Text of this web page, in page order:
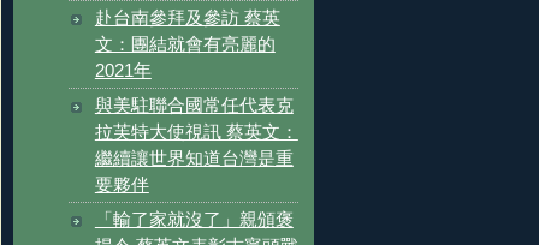
赴台南參拜及參訪 蔡英
文：團結就會有亮麗的
2021年
與美駐聯合國常任代表克
拉芙特大使視訊 蔡英文：
繼續讓世界知道台灣是重
要夥伴
「輸了家就沒了」親頒褒